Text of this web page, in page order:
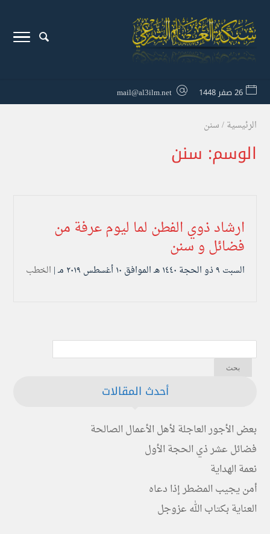
26 صفر 1448 mail@al3ilm.net
الرئيسية/سنن
الوسم: سنن
ارشاد ذوي الفطن لما ليوم عرفة من
فضائل و سنن
السبت ۹ ذو الحجة ۱٤٤۰ هـ الموافق ۱۰ أغسطس ۲۰۱۹ مـ | الخطب
أحدث المقالات
بعض الأجور العاجلة لأهل الأعمال الصالحة
فضائل عشر ذي الحجة الأول
نعمة الهداية
أمن يجيب المضطر إذا دعاه
العناية بكتاب الله عزوجل